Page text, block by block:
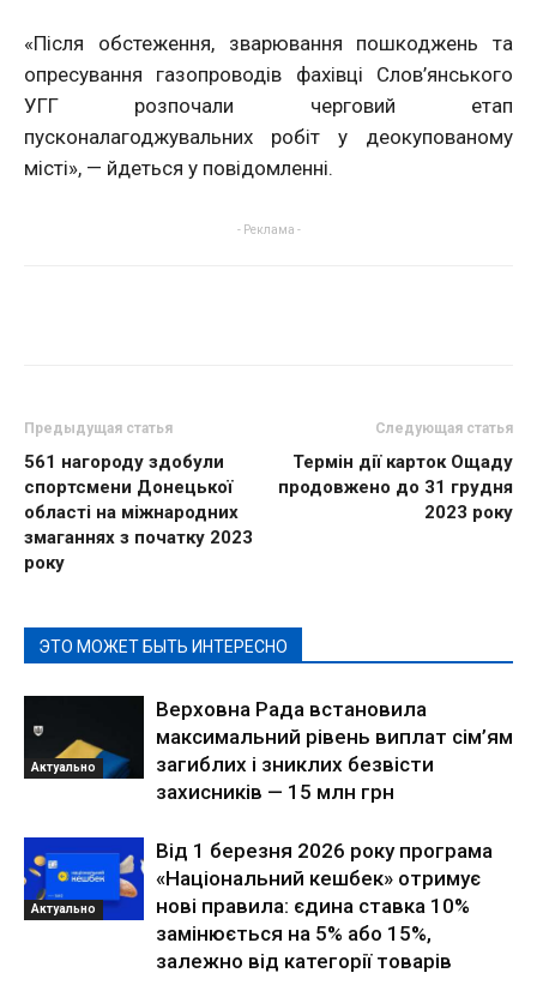
«Після обстеження, зварювання пошкоджень та
опресування газопроводів фахівці Слов’янського
УГГ розпочали черговий етап
пусконалагоджувальних робіт у деокупованому
місті», — йдеться у повідомленні.
- Реклама -
Предыдущая статья
561 нагороду здобули
спортсмени Донецької
області на міжнародних
змаганнях з початку 2023
року
Следующая статья
Термін дії карток Ощаду
продовжено до 31 грудня
2023 року
ЭТО МОЖЕТ БЫТЬ ИНТЕРЕСНО
Актуально
Верховна Рада встановила
максимальний рівень виплат сім’ям
загиблих і зниклих безвісти
захисників — 15 млн грн
Актуально
Від 1 березня 2026 року програма
«Національний кешбек» отримує
нові правила: єдина ставка 10%
замінюється на 5% або 15%,
залежно від категорії товарів